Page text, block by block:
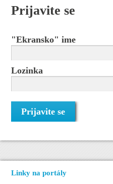
Priјavite se
"Ekransko" ime
Lozinka
Linky na portály